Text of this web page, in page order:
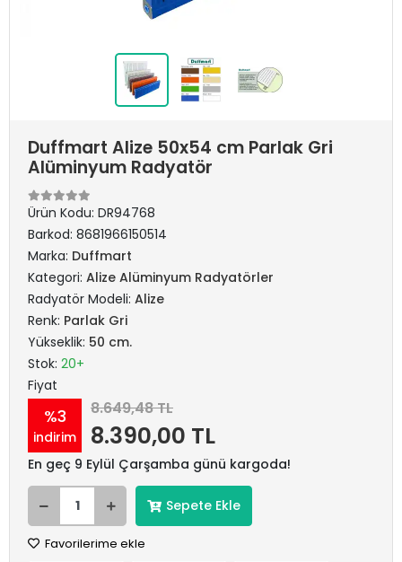
Duffmart Alize 50x54 cm Parlak Gri
Alüminyum Radyatör
Ürün Kodu: DR94768
Barkod: 8681966150514
Marka: Duffmart
Kategori: Alize Alüminyum Radyatörler
Radyatör Modeli: Alize
Renk: Parlak Gri
Yükseklik: 50 cm.
Stok: 20+
Fiyat
%3
indirim
8.649,48 TL
8.390,00 TL
En geç 9 Eylül Çarşamba günü kargoda!
Sepete Ekle
Favorilerime ekle